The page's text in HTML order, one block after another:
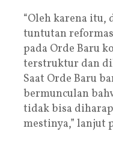
“Oleh karena itu,
tuntutan
pada Orde Baru
terstruktur dan
Saat Orde Baru
bermunculan
tidak bisa
mestinya,” lanjut